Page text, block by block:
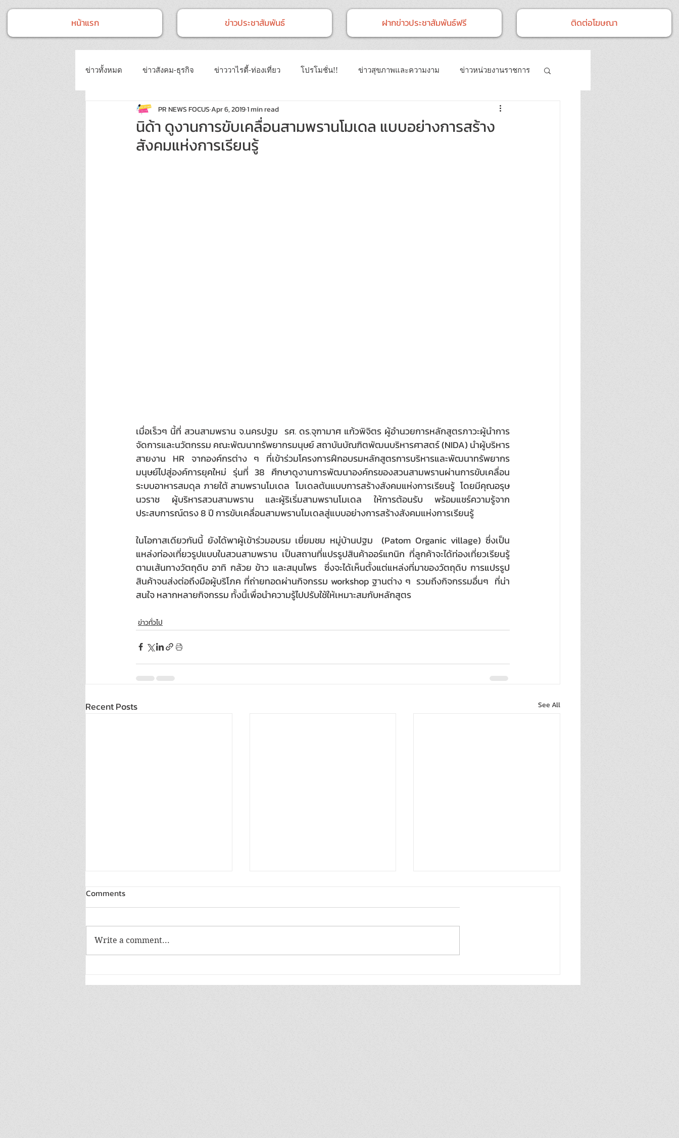
หน้าแรก ข่าวประชาสัมพันธ์ ฝากข่าวประชาสัมพันธ์ฟรี ติดต่อโฆษณา
ข่าวทั้งหมด ข่าวสังคม-ธุรกิจ ข่าววาไรตี้-ท่องเที่ยว โปรโมชั่น!! ข่าวสุขภาพและความงาม ข่าวหน่วยงานราชการ
ข่าวงานประชุม-อบรมสัมมนา ข่าวทั่วไป ข่าวการศึกษา
ข่าวบันเทิง บทความประชาสัมพันธ์ Event
นิด้า ดูงานการขับเคลื่อนสามพรานโมเดล แบบอย่างการสร้าง
สังคมแห่งการเรียนรู้
PR NEWS FOCUSApr 6, 20191 min read
เมื่อเร็วๆ นี้ที่ สวนสามพราน จ.นครปฐม  รศ. ดร.จุฑามาศ แก้วพิจิตร ผู้อำนวยการหลักสูตรภาวะผู้นำการ
จัดการและนวัตกรรม คณะพัฒนาทรัพยากรมนุษย์ สถาบันบัณฑิตพัฒนบริหารศาสตร์ (NIDA) นำผู้บริหาร
สายงาน HR จากองค์กรต่าง ๆ ที่เข้าร่วมโครงการฝึกอบรมหลักสูตรการบริหารและพัฒนาทรัพยากร
มนุษย์ไปสู่องค์การยุคใหม่ รุ่นที่ 38 ศึกษาดูงานการพัฒนาองค์กรของสวนสามพรานผ่านการขับเคลื่อน
ระบบอาหารสมดุล ภายใต้ สามพรานโมเดล  โมเดลต้นแบบการสร้างสังคมแห่งการเรียนรู้  โดยมีคุณอรุษ
นวราช ผู้บริหารสวนสามพราน และผู้ริเริ่มสามพรานโมเดล ให้การต้อนรับ พร้อมแชร์ความรู้จาก
ประสบการณ์ตรง 8 ปี การขับเคลื่อนสามพรานโมเดลสู่แบบอย่างการสร้างสังคมแห่งการเรียนรู้
ในโอกาสเดียวกันนี้ ยังได้พาผู้เข้าร่วมอบรม เยี่ยมชม หมู่บ้านปฐม  (Patom Organic village) ซึ่งเป็น
แหล่งท่องเที่ยวรูปแบบในสวนสามพราน เป็นสถานที่แปรรูปสินค้าออร์แกนิก ที่ลูกค้าจะได้ท่องเที่ยวเรียนรู้
ตามเส้นทางวัตถุดิบ อาทิ กล้วย ข้าว และสมุนไพร  ซึ่งจะได้เห็นตั้งแต่แหล่งที่มาของวัตถุดิบ การแปรรูป
สินค้าจนส่งต่อถึงมือผู้บริโภค ที่ถ่ายทอดผ่านกิจกรรม workshop ฐานต่าง ๆ  รวมถึงกิจกรรมอื่นๆ  ที่น่า
สนใจ หลากหลายกิจกรรม ทั้งนี้เพื่อนำความรู้ไปปรับใช้ให้เหมาะสมกับหลักสูตร
ข่าวทั่วไป
Recent Posts See All
บรอดแบนด์ร่วมกับT3
ยกระดับช่างแอร์ไทยสู่มืออาชีพ
แรร์รับเดือนไหว้พระจันทร์ ชวน
Comments
Write a comment...